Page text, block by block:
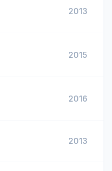
2013
2015
2016
2013